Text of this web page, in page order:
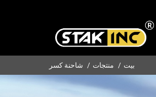
بيت منتجات شاحنة كسر